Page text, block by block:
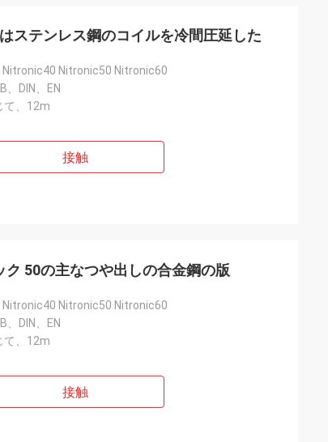
ステンレス鋼のコイルを冷間圧延した
Nitronic50 Nitronic60
、DIN、EN
て、12m
接触
50の主なつや出しの合金鋼の版
Nitronic50 Nitronic60
、DIN、EN
て、12m
接触